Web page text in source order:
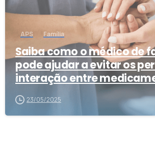
APS Família
Saiba como o médico de
pode ajudar a evitar os
interação entre
23/05/2025